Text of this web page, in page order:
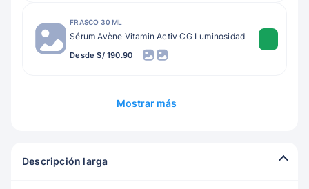
FRASCO 30 ML
Sérum Avène Vitamin Activ CG Luminosidad
Desde S/ 190.90
Mostrar más
Descripción larga